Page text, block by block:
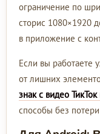
ограничение по
сторис 1080×1920
в приложение с
Если вы работаете
от лишних
знак с видео
способы без потери